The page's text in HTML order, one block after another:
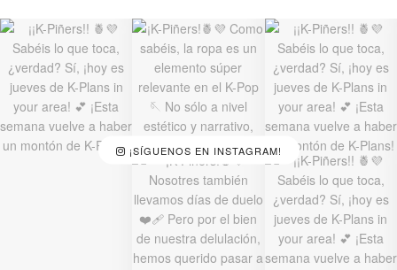
¡SÍGUENOS EN INSTAGRAM!